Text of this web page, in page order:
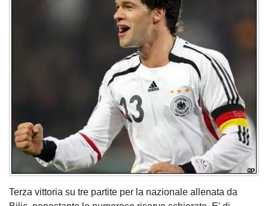
Terza vittoria su tre partite per la nazionale allenata da